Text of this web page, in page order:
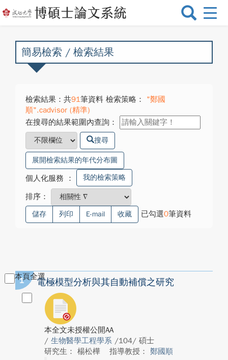
選
換
簡易檢索 / 檢索結果
檢索結果：共91筆資料 檢索策略：
"鄭國
順".cadvisor (精準)
在搜尋的結果範圍內查詢：
搜尋
展開檢索結果的年代分布圖
個人化服務 ： 我的檢索策略
排序：
儲存 列印 E-mail 收藏 已勾選0筆資料
本頁全選
1 電極模型分析與其自動補償之研究
本全文未授權公開AA
/ 生物醫學工程學系 /104/ 碩士
研究生： 楊松樺
指導教授： 鄭國順